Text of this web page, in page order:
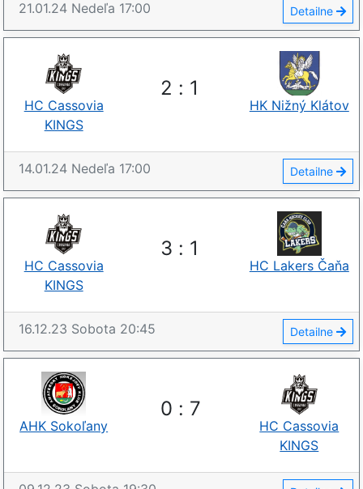
21.01.24 Nedeľa 17:00 Detailne
2 : 1
HC Cassovia
KINGS
HK Nižný Klátov
14.01.24 Nedeľa 17:00 Detailne
3 : 1
HC Cassovia
KINGS
HC Lakers Čaňa
16.12.23 Sobota 20:45 Detailne
0 : 7
AHK Sokoľany
HC Cassovia
KINGS